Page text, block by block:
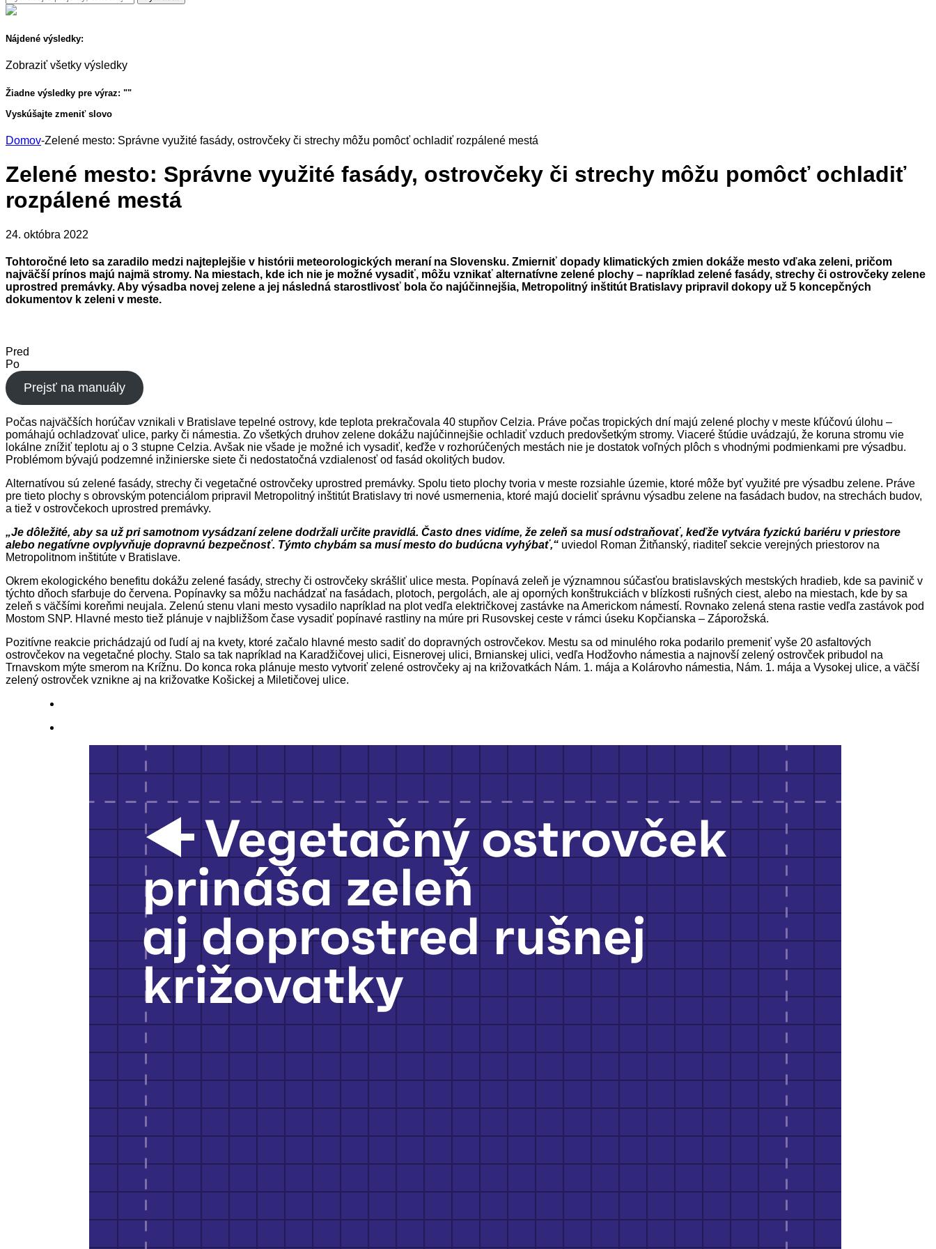
Nájdené výsledky:
Zobraziť všetky výsledky
Žiadne výsledky pre výraz: ""
Vyskúšajte zmeniť slovo
Domov-Zelené mesto: Správne využité fasády, ostrovčeky či strechy môžu pomôcť ochladiť rozpálené mestá
Zelené mesto: Správne využité fasády, ostrovčeky či strechy môžu pomôcť ochladiť
rozpálené mestá
24. októbra 2022
Tohtoročné leto sa zaradilo medzi najteplejšie v histórii meteorologických meraní na Slovensku. Zmierniť dopady klimatických zmien dokáže mesto vďaka zeleni, pričom
najväčší prínos majú najmä stromy. Na miestach, kde ich nie je možné vysadiť, môžu vznikať alternatívne zelené plochy – napríklad zelené fasády, strechy či ostrovčeky zelene
uprostred premávky. Aby výsadba novej zelene a jej následná starostlivosť bola čo najúčinnejšia, Metropolitný inštitút Bratislavy pripravil dokopy už 5 koncepčných
dokumentov k zeleni v meste.
Pred
Po
Prejsť na manuály
Počas najväčších horúčav vznikali v Bratislave tepelné ostrovy, kde teplota prekračovala 40 stupňov Celzia. Práve počas tropických dní majú zelené plochy v meste kľúčovú úlohu –
pomáhajú ochladzovať ulice, parky či námestia. Zo všetkých druhov zelene dokážu najúčinnejšie ochladiť vzduch predovšetkým stromy. Viaceré štúdie uvádzajú, že koruna stromu vie
lokálne znížiť teplotu aj o 3 stupne Celzia. Avšak nie všade je možné ich vysadiť, keďže v rozhorúčených mestách nie je dostatok voľných plôch s vhodnými podmienkami pre výsadbu.
Problémom bývajú podzemné inžinierske siete či nedostatočná vzdialenosť od fasád okolitých budov.
Alternatívou sú zelené fasády, strechy či vegetačné ostrovčeky uprostred premávky. Spolu tieto plochy tvoria v meste rozsiahle územie, ktoré môže byť využité pre výsadbu zelene. Práve
pre tieto plochy s obrovským potenciálom pripravil Metropolitný inštitút Bratislavy tri nové usmernenia, ktoré majú docieliť správnu výsadbu zelene na fasádach budov, na strechách budov,
a tiež v ostrovčekoch uprostred premávky.
„Je dôležité, aby sa už pri samotnom vysádzaní zelene dodržali určite pravidlá. Často dnes vidíme, že zeleň sa musí odstraňovať, keďže vytvára fyzickú bariéru v priestore
alebo negatívne ovplyvňuje dopravnú bezpečnosť. Týmto chybám sa musí mesto do budúcna vyhýbať,“ uviedol Roman Žitňanský, riaditeľ sekcie verejných priestorov na
Metropolitnom inštitúte v Bratislave.
Okrem ekologického benefitu dokážu zelené fasády, strechy či ostrovčeky skrášliť ulice mesta. Popínavá zeleň je významnou súčasťou bratislavských mestských hradieb, kde sa pavinič v
týchto dňoch sfarbuje do červena. Popínavky sa môžu nachádzať na fasádach, plotoch, pergolách, ale aj oporných konštrukciách v blízkosti rušných ciest, alebo na miestach, kde by sa
zeleň s väčšími koreňmi neujala. Zelenú stenu vlani mesto vysadilo napríklad na plot vedľa električkovej zastávke na Americkom námestí. Rovnako zelená stena rastie vedľa zastávok pod
Mostom SNP. Hlavné mesto tiež plánuje v najbližšom čase vysadiť popínavé rastliny na múre pri Rusovskej ceste v rámci úseku Kopčianska – Záporožská.
Pozitívne reakcie prichádzajú od ľudí aj na kvety, ktoré začalo hlavné mesto sadiť do dopravných ostrovčekov. Mestu sa od minulého roka podarilo premeniť vyše 20 asfaltových
ostrovčekov na vegetačné plochy. Stalo sa tak napríklad na Karadžičovej ulici, Eisnerovej ulici, Brnianskej ulici, vedľa Hodžovho námestia a najnovší zelený ostrovček pribudol na
Trnavskom mýte smerom na Krížnu. Do konca roka plánuje mesto vytvoriť zelené ostrovčeky aj na križovatkách Nám. 1. mája a Kolárovho námestia, Nám. 1. mája a Vysokej ulice, a väčší
zelený ostrovček vznikne aj na križovatke Košickej a Miletičovej ulice.